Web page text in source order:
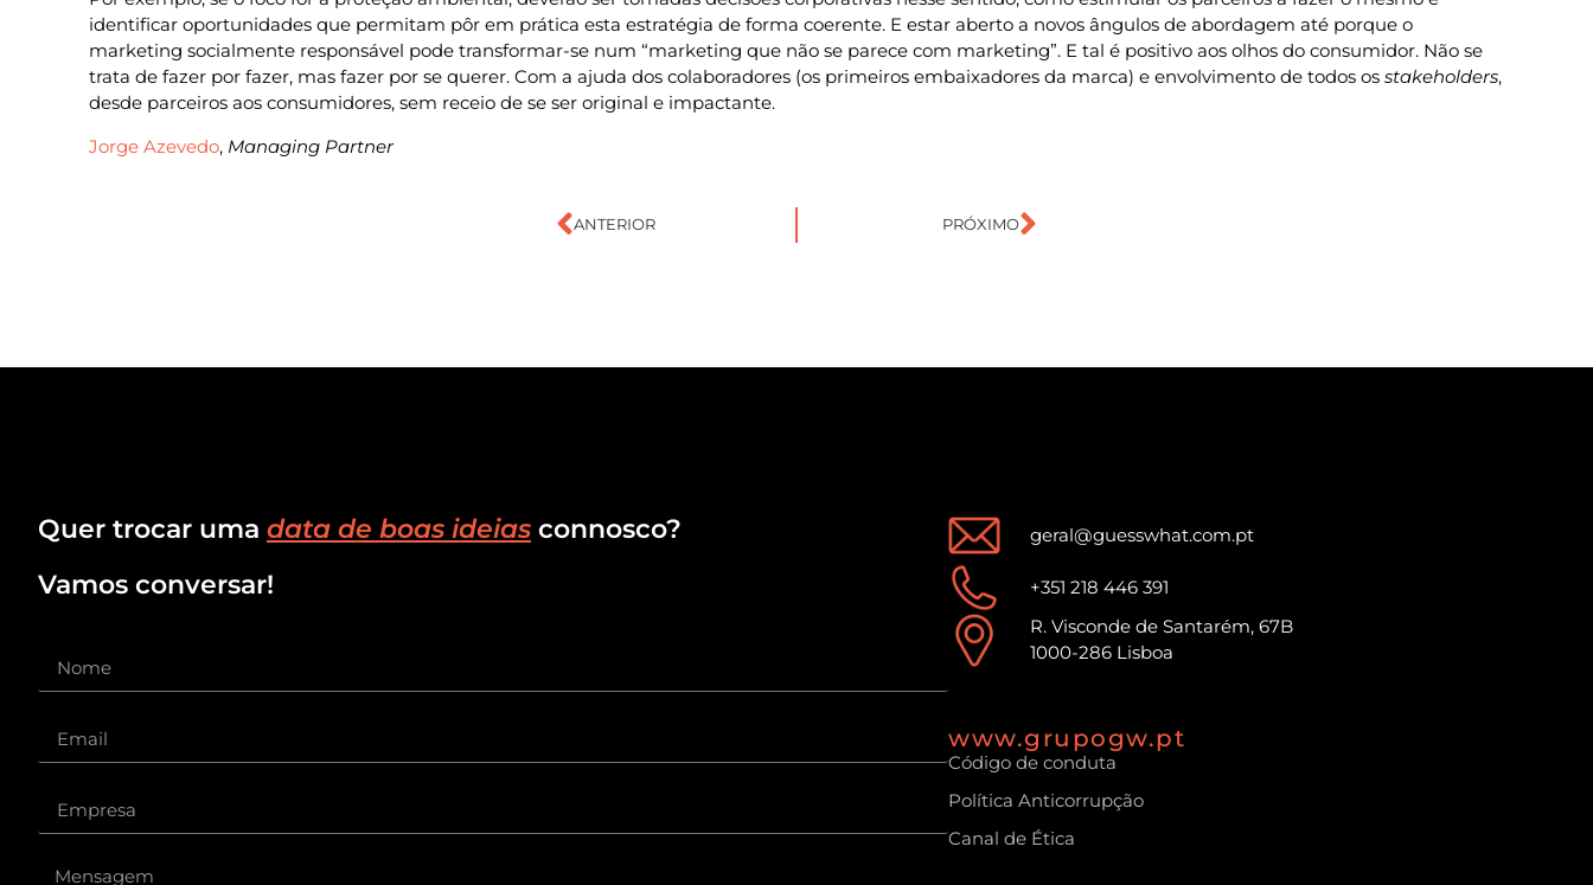
identificar oportunidades que permitam pôr em prática esta estratégia de forma coerente. E estar aberto a novos ângulos de abordagem até porque o
marketing socialmente responsável pode transformar-se num “marketing que não se parece com marketing”. E tal é positivo aos olhos do consumidor. Não se
trata de fazer por fazer, mas fazer por se querer. Com a ajuda dos colaboradores (os primeiros embaixadores da marca) e envolvimento de todos os stakeholders,
desde parceiros aos consumidores, sem receio de se ser original e impactante.
Jorge Azevedo, Managing Partner
ANTERIOR PRÓXIMO
Quer trocar uma data de boas ideias connosco?
Vamos conversar!
geral@guesswhat.com.pt
+351 218 446 391
R. Visconde de Santarém, 67B
1000-286 Lisboa
www.grupogw.pt
Código de conduta
Política Anticorrupção
Canal de Ética